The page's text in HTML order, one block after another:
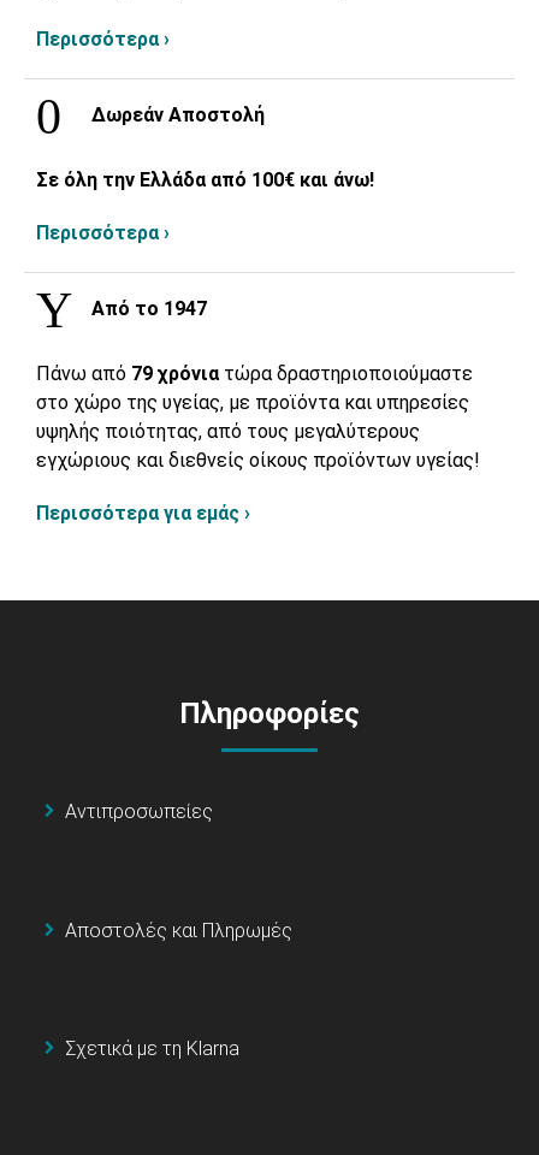
Περισσότερα ›
Δωρεάν Αποστολή
Σε όλη την Ελλάδα από 100€ και άνω!
Περισσότερα ›
Από το 1947
Πάνω από 79 χρόνια τώρα δραστηριοποιούμαστε
στο χώρο της υγείας, με προϊόντα και υπηρεσίες
υψηλής ποιότητας, από τους μεγαλύτερους
εγχώριους και διεθνείς οίκους προϊόντων υγείας!
Περισσότερα για εμάς ›
Πληροφορίες
Αντιπροσωπείες
Αποστολές και Πληρωμές
Σχετικά με τη Klarna